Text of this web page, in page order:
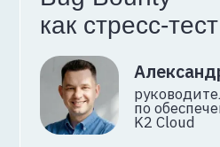
Связаться
с организаторами